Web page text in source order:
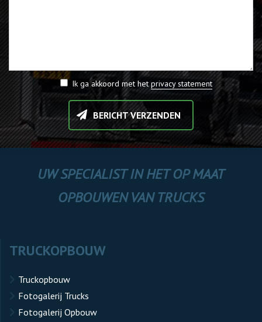
Ik ga akkoord met hetprivacy statement
BERICHT VERZENDEN
UW SPECIALIST IN HET OP MAAT
OPBOUWEN VAN TRUCKS
TRUCKOPBOUW
Truckopbouw
Fotogalerij Trucks
Fotogalerij Opbouw